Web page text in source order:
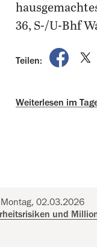
36, S-/U-Bhf
Teilen:
auf
Weiterlesen im
Montag, 02.03.2026
und